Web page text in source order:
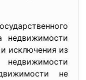
недвижимости
исключения из
недвижимости
не